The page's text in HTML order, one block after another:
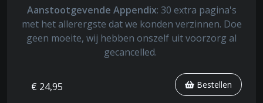
Aanstootgevende Appendix: 30 extra pagina's
met het allerergste dat we konden verzinnen. Doe
geen moeite, wij hebben onszelf uit voorzorg al
gecancelled.
€ 24,95 Bestellen